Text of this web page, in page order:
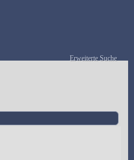
Erweiterte Suche